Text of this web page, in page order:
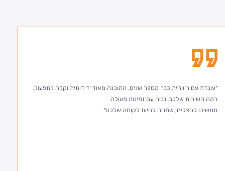
"עובדת עם ריווחית כבר מספר שנים, התוכנה מאוד ידידותית וקלה לתפעול.
רמה השירות שלכם גבוה עם זמינות מעולה.
תמשיכו להצליח, שמחה להיות לקוחה שלכם"